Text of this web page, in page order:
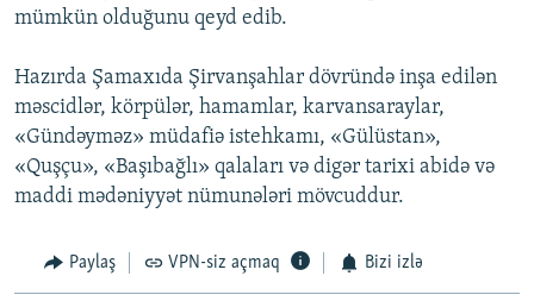
mümkün olduğunu qeyd edib.
Hazırda Şamaxıda Şirvanşahlar dövründə inşa edilən
məscidlər, körpülər, hamamlar, karvansaraylar,
«Gündəyməz» müdafiə istehkamı, «Gülüstan»,
«Quşçu», «Başıbağlı» qalaları və digər tarixi abidə və
maddi mədəniyyət nümunələri mövcuddur.
Paylaş VPN-siz açmaq Bizi izlə